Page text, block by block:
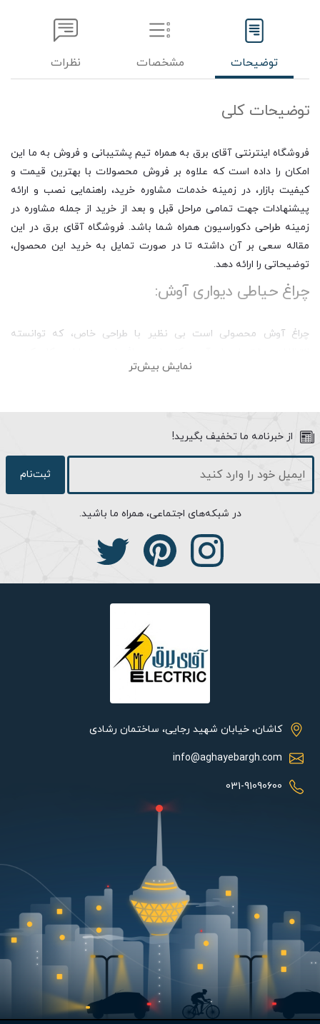
توضیحات مشخصات نظرات
توضیحات کلی
فروشگاه اینترنتی آقای برق به همراه تیم پشتیبانی و فروش به ما این
امکان را داده است که علاوه بر فروش محصولات با بهترین قیمت و
کیفیت بازار، در زمینه خدمات مشاوره خرید، راهنمایی نصب و ارائه
پیشنهادات جهت تمامی مراحل قبل و بعد از خرید از جمله مشاوره در
زمینه طراحی دکوراسیون همراه شما باشد. فروشگاه آقای برق در این
مقاله سعی بر آن داشته تا در صورت تمایل به خرید این محصول،
توضیحاتی را ارائه دهد.
چراغ حیاطی دیواری آوش:
چراغ آوش محصولی است بی نظیر با طراحی خاص، که توانسته
سایز متوسط، نوردهی فوق العاده ای دارد و از آن می توانید به عنوان
اگر فضای دکوراسیون محوطه شما به شکل مدرن طراحی شده، حتما به
پلیمری بسیار مستحکم و مقاومی به نام پلی کربنات استفاده شده که
چراغ ویلایی آوش در برابر خراشیدگی و اشتعال پذیری هم مقاوم است.
یکی از نگرانی های خریداران هنگام خرید چراغ محوطه، آسیب دیدن
محصول به خاطر آب باران و سایر عوامل محیطی است. چراغ شب تاب
آوش به عنوان محصولی که در محوطه و فضای بیرون نصب می شود،
در برابر کلیه عوامل محیطی مثل نفوذ آب و گرد و غبار مقاوم است. این
از مهم ترین ویژگی های یک چراغ دیواری که برای چراغ های محوطه
دارای اهمیت می باشد، نوردهی متقارن و یکنواخت آن است که این
ویژگی طبق استانداردهای مختلف در مرحله طراحی و ساخت این محصول
رعایت شده است. از دیگر ویژگی های مهم چراغ های محوطه شاخص
حفاظت (IP) می باشد. این ویژگی میزان مقاومت محصول در برابر
آسیب دیدن در برابر باران، گرد و غبار و عوامل محیطی را نشان می دهد.
که میزان مقاومت آن در برابر باران را دارد. در این محصول درزهای بین
حباب و بدنه با کمک نوار سلیکونی کاملا عایق بندی شده است.
همچنین برای ساخت بدنه این محصول از آلومینیوم دایکاست استفاده
شده که علاوه بر سبکی، مقاومت بالایی در برابر خوردگی و زنگ زدگی
دارد. در رنگ آمیزی این محصول از شیوه پودری الکترواستاتیک
استفاده شده که در طول زمان موجب افت کیفیت و زیبایی محصول
نشود. همچنین برای ساخت حباب این چراغ از ماده پلیمری مستحکم به
نام پلی کربنات استفاده شده که جایگزین خوبی برای شیشه است و
میزان مقاومت محصول را در برابر خراشیدگی یا اشتعال پذیری بالا می
برد. لامپ LED با توان 15 وات گزینه مناسبی جهت استفاده این چراغ
هزار ساعت خواهد بود. همچنین آلومینیوم استفاده شده در بدنه این
محصول موجب انتقال گرمای تولید شده توسط لامپ LED به محیط
نمایش بیش‌تر
از خبرنامه ما تخفیف بگیرید!
ثبت‌نام
در شبکه‌های اجتماعی، همراه ما باشید.
کاشان، خیابان شهید رجایی، ساختمان رشادی
info@aghayebargh.com
031-91090600